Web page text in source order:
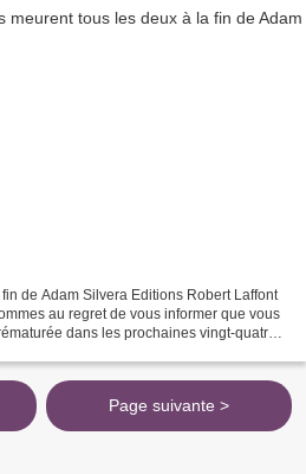
de Adam Silvera Editions Robert Laffont
au regret de vous informer que vous
dans les prochaines vingt-quatre
Page suivante >